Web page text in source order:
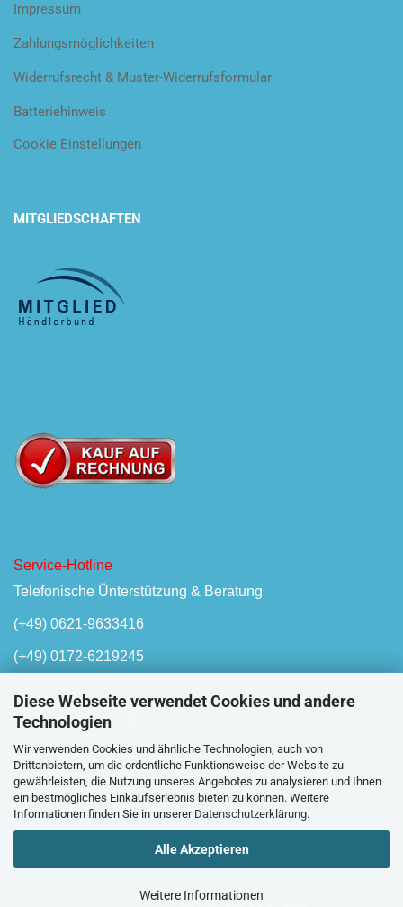
Diese Webseite verwendet Cookies und andere
Technologien
Wir verwenden Cookies und ähnliche Technologien, auch von
Drittanbietern, um die ordentliche Funktionsweise der Website zu
gewährleisten, die Nutzung unseres Angebotes zu analysieren und Ihnen
ein bestmögliches Einkaufserlebnis bieten zu können. Weitere
Informationen finden Sie in unserer Datenschutzerklärung.
Alle Akzeptieren
Weitere Informationen
Impressum
Zahlungsmöglichkeiten
Widerrufsrecht & Muster-Widerrufsformular
Batteriehinweis
Cookie Einstellungen
MITGLIEDSCHAFTEN
Service-Hotline
Telefonische Ünterstützung & Beratung
(+49) 0621-9633416
(+49) 0172-6219245
Mo-Fr, 08:00 - 17:00 Uhr
Oder unserKontaktformular